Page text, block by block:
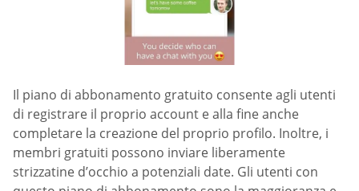
Il piano di abbonamento gratuito consente agli utenti
di registrare il proprio account e alla fine anche
completare la creazione del proprio profilo. Inoltre, i
membri gratuiti possono inviare liberamente
strizzatine d’occhio a potenziali date. Gli utenti con